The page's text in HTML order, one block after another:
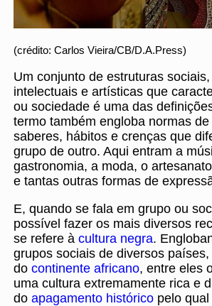
(crédito: Carlos Vieira/CB/D.A.Press)
Um conjunto de estruturas
intelectuais e artísticas que
ou sociedade é uma das
termo também engloba normas
saberes, hábitos e crenças que
grupo de outro. Aqui entram a
gastronomia, a moda, o
e tantas outras formas de
E, quando se fala em grupo ou
possível fazer os mais diversos
se refere à cultura negra.
grupos sociais de diversos
do continente africano, entre eles
uma cultura extremamente rica e
do apagamento histórico pelo